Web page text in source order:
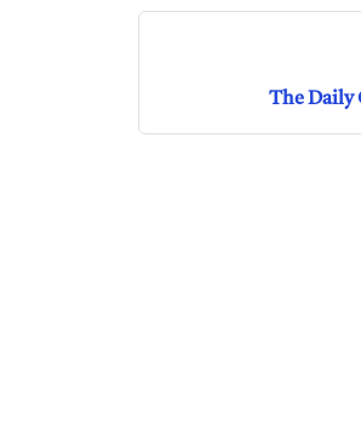
The Daily